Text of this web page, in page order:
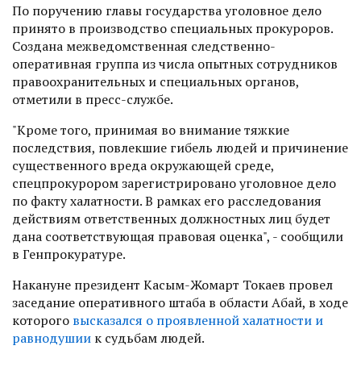
По поручению главы государства уголовное дело
принято в производство специальных прокуроров.
Создана межведомственная следственно-
оперативная группа из числа опытных сотрудников
правоохранительных и специальных органов,
отметили в пресс-службе.
"Кроме того, принимая во внимание тяжкие
последствия, повлекшие гибель людей и причинение
существенного вреда окружающей среде,
спецпрокурором зарегистрировано уголовное дело
по факту халатности. В рамках его расследования
действиям ответственных должностных лиц будет
дана соответствующая правовая оценка", - сообщили
в Генпрокуратуре.
Накануне президент Касым-Жомарт Токаев провел
заседание оперативного штаба в области Абай, в ходе
которого высказался о проявленной халатности и
равнодушии к судьбам людей.